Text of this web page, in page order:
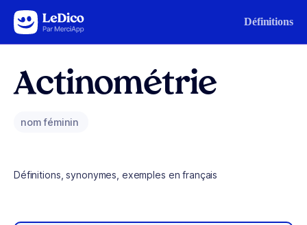
Aller au contenu Définitions
Actinométrie
nom féminin
Définitions, synonymes, exemples en français